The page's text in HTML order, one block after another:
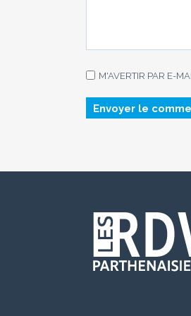
M'AVERTIR PAR E-
Envoyer le